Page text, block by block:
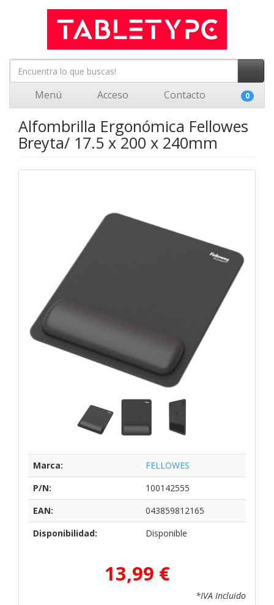
Menú Acceso Contacto 0
Alfombrilla Ergonómica Fellowes
Breyta/ 17.5 x 200 x 240mm
Marca:
FELLOWES
P/N:
100142555
EAN:
043859812165
Disponibilidad:
Disponible
13,99 €
*IVA Incluido